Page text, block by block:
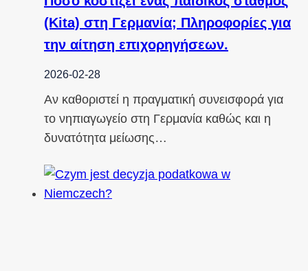
(Kita) στη Γερμανία; Πληροφορίες για
την αίτηση επιχορηγήσεων.
2026-02-28
Αν καθοριστεί η πραγματική συνεισφορά για
το νηπιαγωγείο στη Γερμανία καθώς και η
δυνατότητα μείωσης…